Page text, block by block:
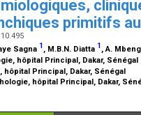
primitifs
Sagna 1 , M.B.N. Diatta 1 , A.
hôpital Principal, Dakar, Sénégal
hôpital Principal, Dakar, Sénégal
hôpital Principal, Dakar,